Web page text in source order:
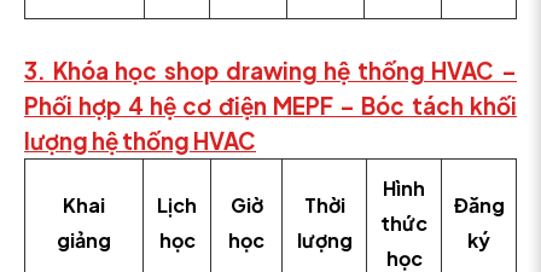
3. Khóa học shop drawing hệ thống HVAC –
Phối hợp 4 hệ cơ điện MEPF – Bóc tách khối
lượng hệ thống HVAC
Khai
giảng
Lịch
học
Giờ
học
Thời
lượng
Hình
thức
học
Đăng
ký